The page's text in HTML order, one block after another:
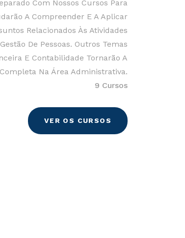
Com Nossos Cursos Para
A Compreender E A Aplicar
Relacionados Às Atividades
De Pessoas. Outros Temas
E Contabilidade Tornarão A
Na Área Administrativa.
9 Cursos
VER OS CURSOS